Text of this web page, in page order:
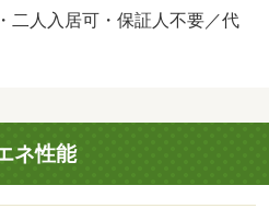
二人入居可・保証人不要／代
ネ性能